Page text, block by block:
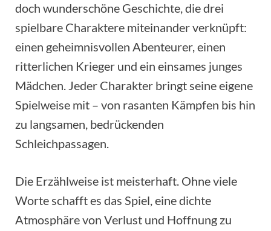
doch wunderschöne Geschichte, die drei
spielbare Charaktere miteinander verknüpft:
einen geheimnisvollen Abenteurer, einen
ritterlichen Krieger und ein einsames junges
Mädchen. Jeder Charakter bringt seine eigene
Spielweise mit – von rasanten Kämpfen bis hin
zu langsamen, bedrückenden
Schleichpassagen.
Die Erzählweise ist meisterhaft. Ohne viele
Worte schafft es das Spiel, eine dichte
Atmosphäre von Verlust und Hoffnung zu